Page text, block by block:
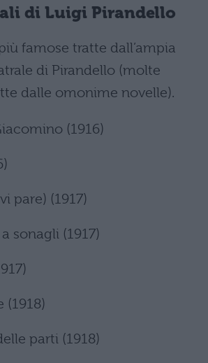
di Luigi Pirandello
famose tratte dall’ampia
di Pirandello (molte
dalle omonime novelle).
(1916)
pare) (1917)
sonagli (1917)
(1918)
parti (1918)